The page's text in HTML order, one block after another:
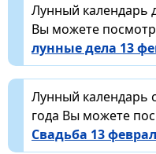
Лунный календарь
Вы можете
лунные дела 13
Лунный календарь
года Вы можете
Свадьба 13